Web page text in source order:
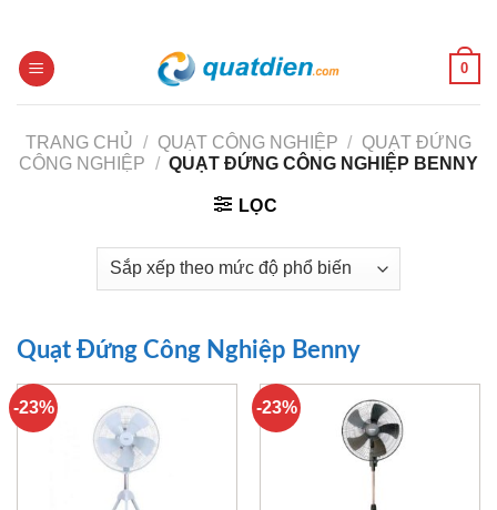
content
0
TRANG CHỦ / QUẠT CÔNG NGHIỆP / QUẠT ĐỨNG
CÔNG NGHIỆP / QUẠT ĐỨNG CÔNG NGHIỆP BENNY
LỌC
Quạt Đứng Công Nghiệp Benny
-23% -23%